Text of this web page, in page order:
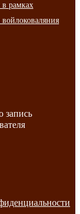
в рамках
запись